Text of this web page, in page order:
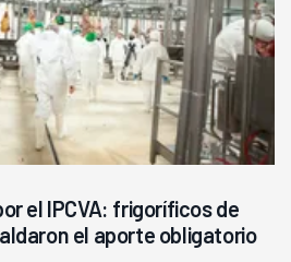
el IPCVA: frigoríficos de
el aporte obligatorio